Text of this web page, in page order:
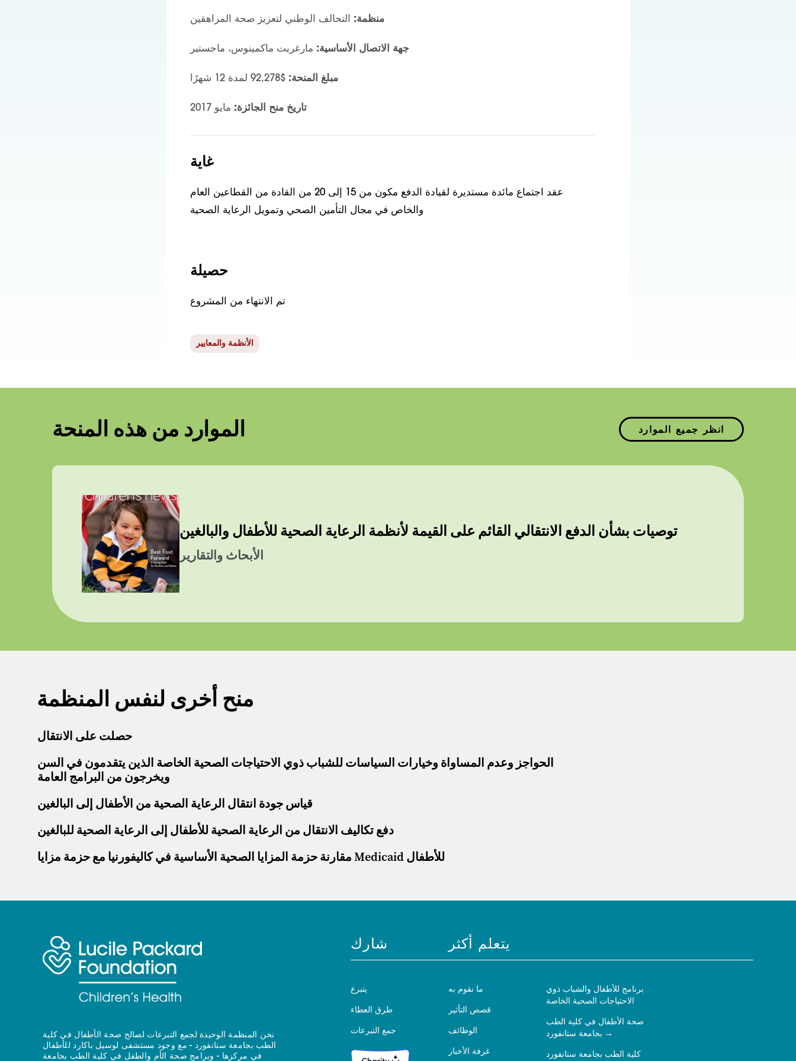
منظمة: التحالف الوطني لتعزيز صحة المراهقين
جهة الاتصال الأساسية: مارغريت ماكمينوس، ماجستير
مبلغ المنحة: $92,278 لمدة 12 شهرًا
تاريخ منح الجائزة: مايو 2017
غاية
عقد اجتماع مائدة مستديرة لقيادة الدفع مكون من 15 إلى 20 من القادة من القطاعين العام
والخاص في مجال التأمين الصحي وتمويل الرعاية الصحية
حصيلة
تم الانتهاء من المشروع
الأنظمة والمعايير
الموارد من هذه المنحة انظر جميع الموارد
توصيات بشأن الدفع الانتقالي القائم على القيمة لأنظمة الرعاية الصحية للأطفال والبالغين
الأبحاث والتقارير
منح أخرى لنفس المنظمة
حصلت على الانتقال
الحواجز وعدم المساواة وخيارات السياسات للشباب ذوي الاحتياجات الصحية الخاصة الذين يتقدمون في السن
ويخرجون من البرامج العامة
قياس جودة انتقال الرعاية الصحية من الأطفال إلى البالغين
دفع تكاليف الانتقال من الرعاية الصحية للأطفال إلى الرعاية الصحية للبالغين
مقارنة حزمة المزايا الصحية الأساسية في كاليفورنيا مع حزمة مزايا Medicaid للأطفال
نحن المنظمة الوحيدة لجمع التبرعات لصالح صحة الأطفال في كلية
الطب بجامعة ستانفورد - مع وجود مستشفى لوسيل باكارد للأطفال
في مركزها - وبرامج صحة الأم والطفل في كلية الطب بجامعة
شارك
يتبرع
طرق العطاء
جمع التبرعات
يتعلم أكثر
ما نقوم به
قصص التأثير
الوظائف
غرفة الأخبار
برنامج للأطفال والشباب ذوي
الاحتياجات الصحية الخاصة
صحة الأطفال في كلية الطب
بجامعة ستانفورد
كلية الطب بجامعة ستانفورد